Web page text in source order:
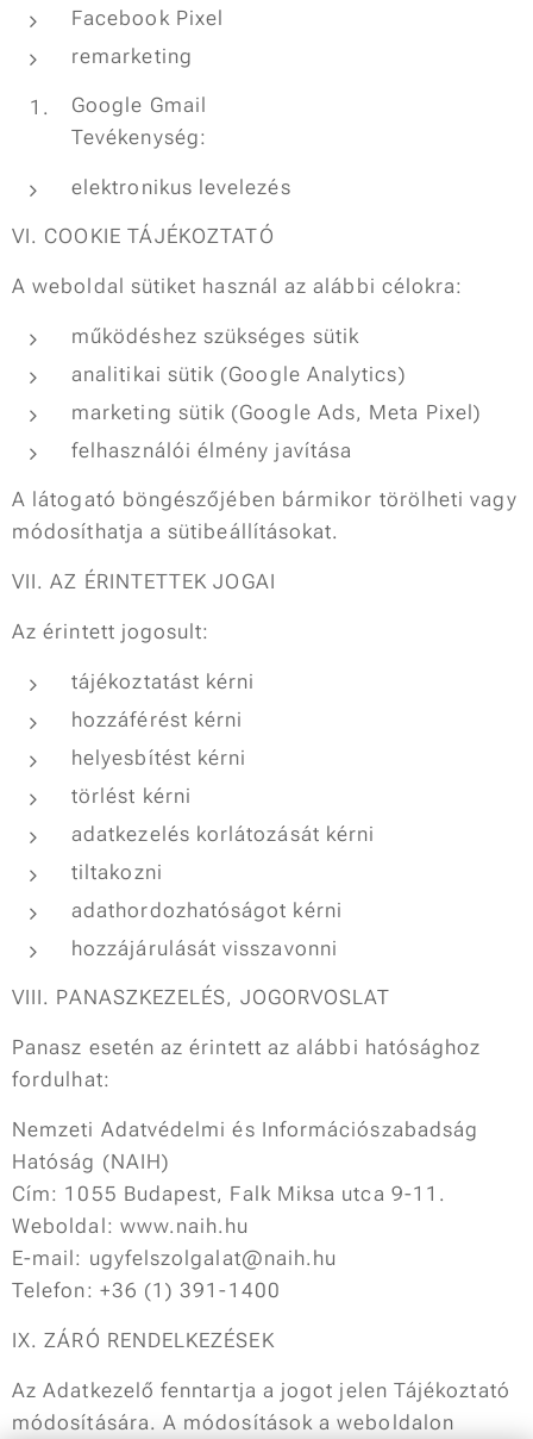
Facebook Pixel
remarketing
Google Gmail
Tevékenység:
elektronikus levelezés
VI. COOKIE TÁJÉKOZTATÓ
A weboldal sütiket használ az alábbi célokra:
működéshez szükséges sütik
analitikai sütik (Google Analytics)
marketing sütik (Google Ads, Meta Pixel)
felhasználói élmény javítása
A látogató böngészőjében bármikor törölheti vagy
módosíthatja a sütibeállításokat.
VII. AZ ÉRINTETTEK JOGAI
Az érintett jogosult:
tájékoztatást kérni
hozzáférést kérni
helyesbítést kérni
törlést kérni
adatkezelés korlátozását kérni
tiltakozni
adathordozhatóságot kérni
hozzájárulását visszavonni
VIII. PANASZKEZELÉS, JOGORVOSLAT
Panasz esetén az érintett az alábbi hatósághoz
fordulhat:
Nemzeti Adatvédelmi és Információszabadság
Hatóság (NAIH)
Cím: 1055 Budapest, Falk Miksa utca 9-11.
Weboldal: www.naih.hu
E-mail: ugyfelszolgalat@naih.hu
Telefon: +36 (1) 391-1400
IX. ZÁRÓ RENDELKEZÉSEK
Az Adatkezelő fenntartja a jogot jelen Tájékoztató
módosítására. A módosítások a weboldalon